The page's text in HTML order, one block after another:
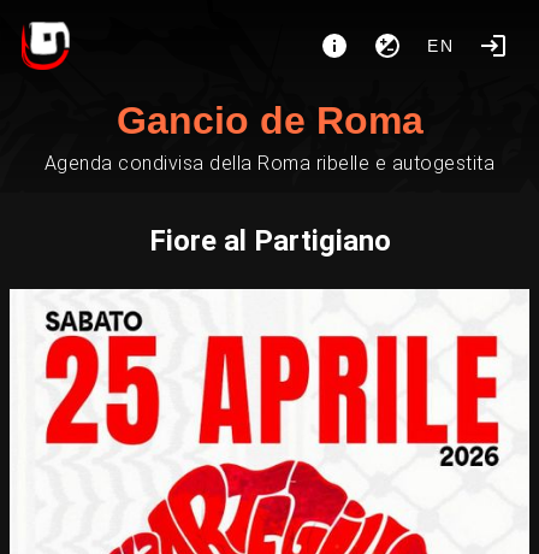
EN
Gancio de Roma
Agenda condivisa della Roma ribelle e autogestita
Fiore al Partigiano